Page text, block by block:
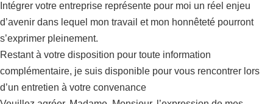
Intégrer votre entreprise représente pour moi un réel enjeu
d’avenir dans lequel mon travail et mon honnêteté pourront
s’exprimer pleinement.
Restant à votre disposition pour toute information
complémentaire, je suis disponible pour vous rencontrer lors
d’un entretien à votre convenance